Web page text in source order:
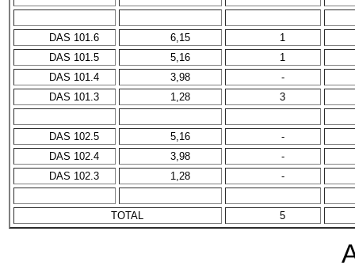
DAS 101.6 6,15
1
DAS 101.5
5,16
1
DAS 101.4
3,98
-
DAS 101.3
1,28 3
DAS 102.5 5,16
-
DAS 102.4
3,98
-
DAS 102.3
1,28 -
TOTAL 5